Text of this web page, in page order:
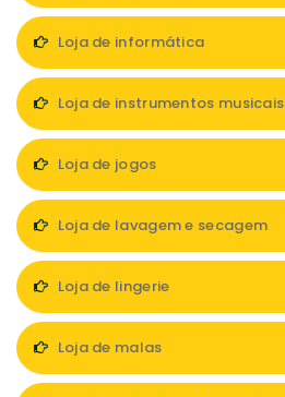
Loja de informática
Loja de instrumentos musicais
Loja de jogos
Loja de lavagem e secagem
Loja de lingerie
Loja de malas